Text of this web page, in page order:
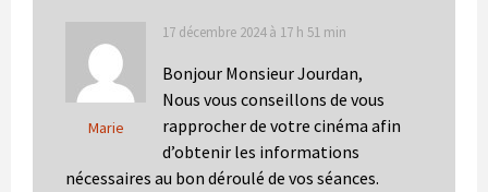
Marie
17 décembre 2024 à 17 h 51 min
Bonjour Monsieur Jourdan,
Nous vous conseillons de vous
rapprocher de votre cinéma afin
d’obtenir les informations
nécessaires au bon déroulé de vos séances.